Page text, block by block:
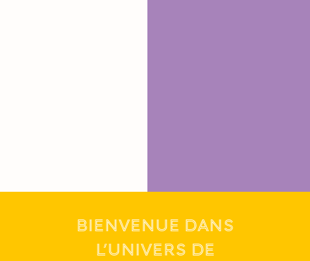
BIENVENUE DANS
L’UNIVERS DE